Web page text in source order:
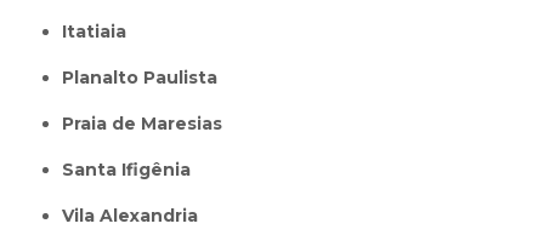
itatiaia
Planalto Paulista
Praia de Maresias
Santa Ifigênia
Vila Alexandria